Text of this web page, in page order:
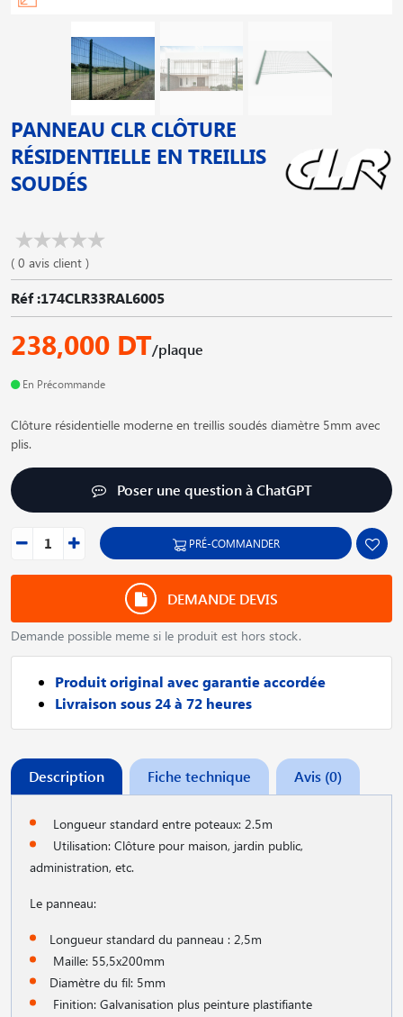
PANNEAU CLR CLÔTURE
RÉSIDENTIELLE EN TREILLIS
SOUDÉS
( 0 avis client )
Réf :174CLR33RAL6005
238,000 DT/plaque
En Précommande
Clôture résidentielle moderne en treillis soudés diamètre 5mm avec
plis.
Poser une question à ChatGPT
PRÉ-COMMANDER
DEMANDE DEVIS
Demande possible meme si le produit est hors stock.
Produit original avec garantie accordée
Livraison sous 24 à 72 heures
Description Fiche technique Avis (0)
Longueur standard entre poteaux: 2.5m
Utilisation: Clôture pour maison, jardin public,
administration, etc.
Le panneau:
Longueur standard du panneau : 2,5m
Maille: 55,5x200mm
Diamètre du fil: 5mm
Finition: Galvanisation plus peinture plastifiante